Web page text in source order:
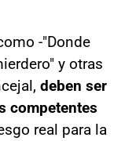
-"Donde
y otras
deben ser
competentes
real para la